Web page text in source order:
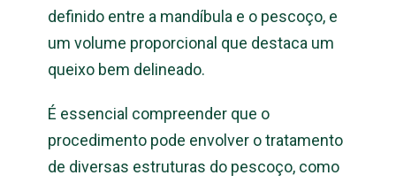
definido entre a mandíbula e o pescoço, e
um volume proporcional que destaca um
queixo bem delineado.
É essencial compreender que o
procedimento pode envolver o tratamento
de diversas estruturas do pescoço, como